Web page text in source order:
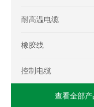
耐高温电缆
橡胶线
控制电缆
查看全部产